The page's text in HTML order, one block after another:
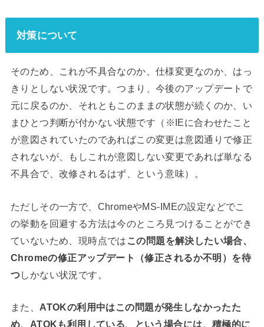
対策について
そのため、これが不具合なのか、仕様変更なのか、はっ
きりとしない状況です。つまり、今後のアップデートで
元に戻るのか、それともこのままの状態が続くのか、い
まひとつ判断が付かない状態です （※IEに合わせたこと
が意図されていたのであればこの変更は意図通りで修正
されないが、もしこれが意図しない変更であれば単なる
不具合で、改修されるはず、という意味）
。
ただしその一方で、ChromeやMS-IMEの設定などでこ
の挙動を回避する方法は今のところ見つけることができ
ていないため、現時点では この問題を解決したい場合、
Chromeの修正アップデート（修正されるか不明）を待
つしかない状況です。
また、 ATOKの利用中はこの問題が発生しなかったた
め、ATOKも利用している、という場合には、積極的に